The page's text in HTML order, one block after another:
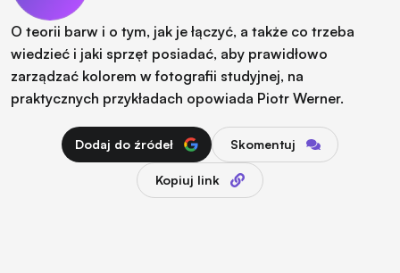
O teorii barw i o tym, jak je łączyć, a także co trzeba
wiedzieć i jaki sprzęt posiadać, aby prawidłowo
zarządzać kolorem w fotografii studyjnej, na
praktycznych przykładach opowiada Piotr Werner.
Dodaj do źródeł Skomentuj
Kopiuj link